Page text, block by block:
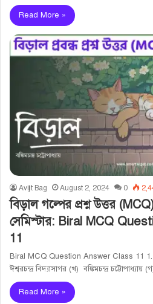
Read More »
Avijit Bag August 2, 2024 0
বিড়াল গল্পের প্রশ্ন উত্তর
সেমিস্টার: Biral MCQ
11
Biral MCQ Question Answer Class 11 1.
ঈশ্বরচন্দ্র বিদ্যাসাগর (খ) বঙ্কিমচন্দ্র চট্টোপাধ্যায়
Read More »